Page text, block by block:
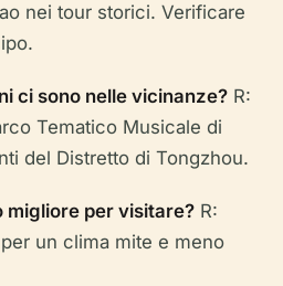
nei tour storici. Verificare
ci sono nelle vicinanze? R:
Tematico Musicale di
del Distretto di Tongzhou.
migliore per visitare? R:
un clima mite e meno